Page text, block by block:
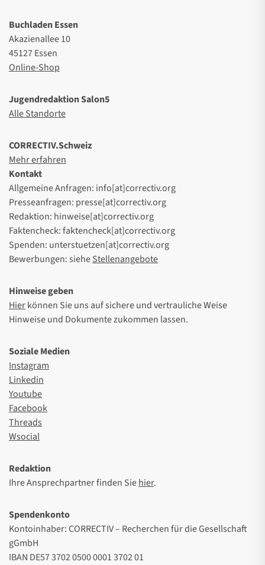
Buchladen Essen
Akazienallee 10
45127 Essen
Online-Shop
Jugendredaktion Salon5
Alle Standorte
CORRECTIV.Schweiz
Mehr erfahren
Kontakt
Allgemeine Anfragen: info[at]correctiv.org
Presseanfragen: presse[at]correctiv.org
Redaktion: hinweise[at]correctiv.org
Faktencheck: faktencheck[at]correctiv.org
Spenden: unterstuetzen[at]correctiv.org
Bewerbungen: sieheStellenangebote
Hinweise geben
Hierkönnen Sie uns auf sichere und vertrauliche Weise
Hinweise und Dokumente zukommen lassen.
Soziale Medien
Instagram
Linkedin
Youtube
Facebook
Threads
Wsocial
Redaktion
Ihre Ansprechpartner finden Siehier.
Spendenkonto
Kontoinhaber: CORRECTIV – Recherchen für die Gesellschaft
gGmbH
IBAN DE57 3702 0500 0001 3702 01